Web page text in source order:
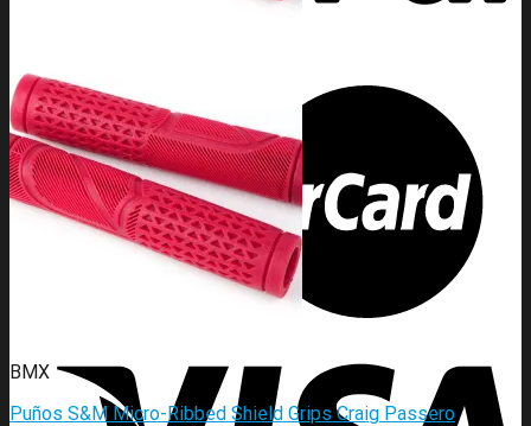
BMX
Puños S&M Micro-Ribbed Shield Grips Craig Passero